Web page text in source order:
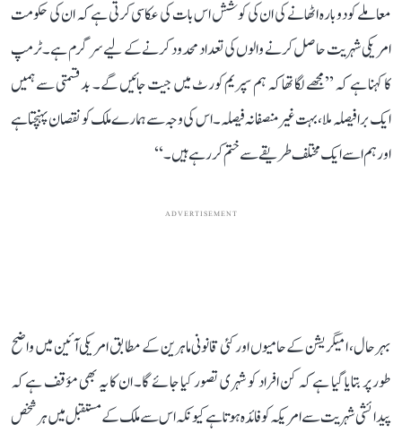
معاملے کو دوبارہ اٹھانے کی ان کی کوشش اس بات کی عکاسی کرتی ہے کہ ان کی حکومت
امریکی شہریت حاصل کرنے والوں کی تعداد محدود کرنے کے لیے سرگرم ہے۔ ٹرمپ
کا کہنا ہے کہ ’’مجھے لگا تھا کہ ہم سپریم کورٹ میں جیت جائیں گے۔ بدقسمتی سے ہمیں
ایک برا فیصلہ ملا، بہت غیر منصفانہ فیصلہ۔ اس کی وجہ سے ہمارے ملک کو نقصان پہنچتا ہے
اور ہم اسے ایک مختلف طریقے سے ختم کر رہے ہیں۔‘‘
ADVERTISEMENT
بہرحال، امیگریشن کے حامیوں اور کئی قانونی ماہرین کے مطابق امریکی آئین میں واضح
طور پر بتایا گیا ہے کہ کن افراد کو شہری تصور کیا جائے گا۔ ان کا یہ بھی مؤقف ہے کہ
پیدائشی شہریت سے امریکہ کو فائدہ ہوتا ہے کیونکہ اس سے ملک کے مستقبل میں ہر شخص